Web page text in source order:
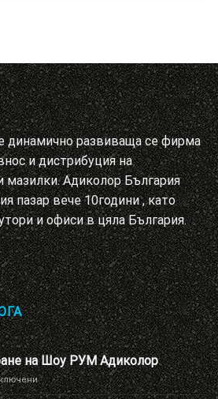
динамично развиваща се фирма
и дистрибуция на
мазилки. Адиколор България
пазар вече 10години , като
и офиси в цяла България.
на Шоу РУМ Адиколор
за
Ново